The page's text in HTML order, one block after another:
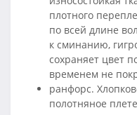
плотного
по всей длине
к сминанию,
сохраняет цвет
временем не
ранфорс.
полотняное